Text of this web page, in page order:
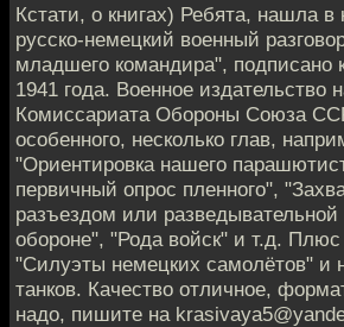
Кстати, о книгах) Ребята, нашла в
русско-немецкий военный
младшего командира", подписано
1941 года. Военное издательство
Комиссариата Обороны Союза
особенного, несколько глав,
"Ориентировка нашего
первичный опрос пленного",
разъездом или
обороне", "Рода войск" и т.д. Плюс
"Силуэты немецких самолётов" и
танков. Качество отличное,
надо, пишите на